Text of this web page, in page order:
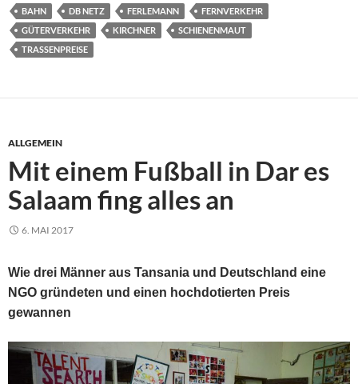
BAHN DB NETZ FERLEMANN
FERNVERKEHR
GÜTERVERKEHR
KIRCHNER
SCHIENENMAUT
TRASSENPREISE
ALLGEMEIN
Mit einem Fußball in Dar es
Salaam fing alles an
6. MAI 2017
Wie drei Männer aus Tansania und Deutschland eine
NGO gründeten und einen hochdotierten Preis
gewannen